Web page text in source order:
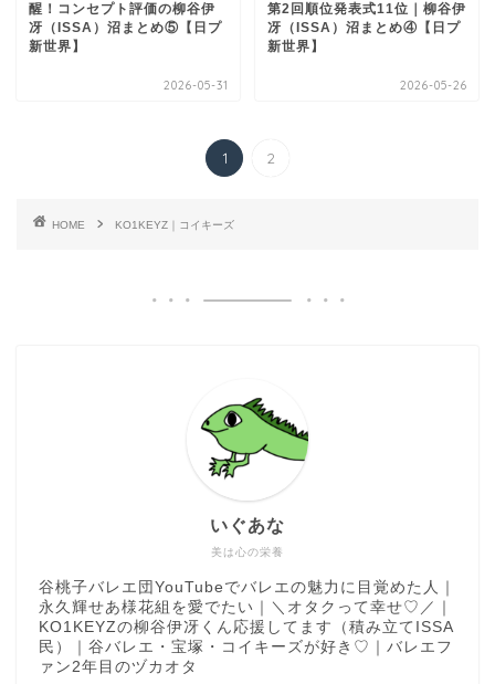
醒！コンセプト評価の柳谷伊
冴（ISSA）沼まとめ⑤【日プ
新世界】
2026-05-31
第2回順位発表式11位｜柳谷伊
冴（ISSA）沼まとめ④【日プ
新世界】
2026-05-26
1 2
HOME KO1KEYZ｜コイキーズ
美は心の栄養
いぐあな
谷桃子バレエ団YouTubeでバレエの魅力に目覚めた人｜
永久輝せあ様花組を愛でたい｜＼オタクって幸せ♡／｜
KO1KEYZの柳谷伊冴くん応援してます（積み立てISSA
民）｜谷バレエ・宝塚・コイキーズが好き♡｜バレエフ
ァン2年目のヅカオタ